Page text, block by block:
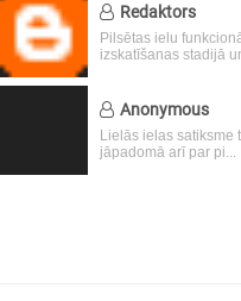
Redaktors
Pilsētas ielu
izskatīšanas stadijā
Anonymous
Lielās ielas satiksme
jāpadomā arī par pi...